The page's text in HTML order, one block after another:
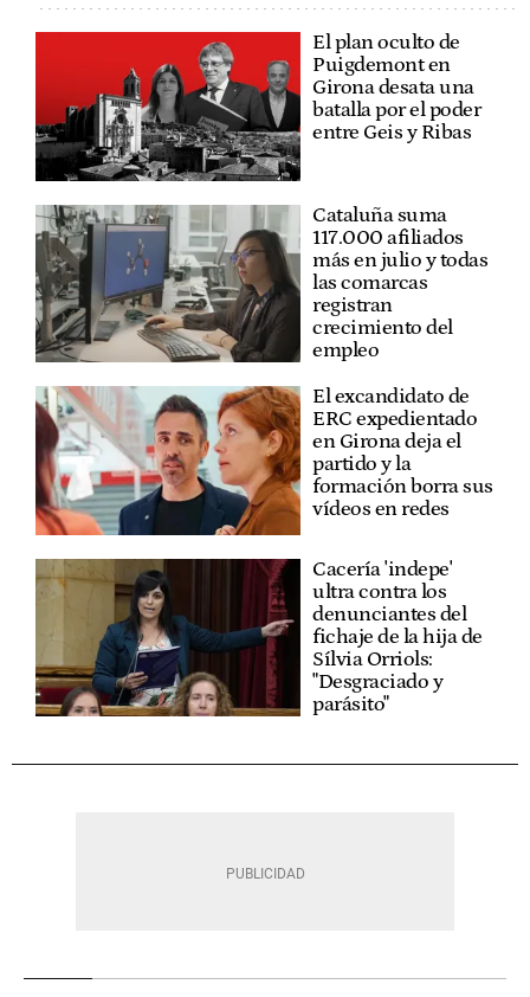
El plan oculto de
Puigdemont en
Girona desata una
batalla por el poder
entre Geis y Ribas
Cataluña suma
117.000 afiliados
más en julio y todas
las comarcas
registran
crecimiento del
empleo
El excandidato de
ERC expedientado
en Girona deja el
partido y la
formación borra sus
vídeos en redes
Cacería 'indepe'
ultra contra los
denunciantes del
fichaje de la hija de
Sílvia Orriols:
"Desgraciado y
parásito"